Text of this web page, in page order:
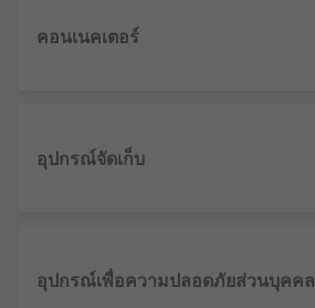
คอนเนคเตอร์
อุปกรณ์จัดเก็บ
อุปกรณ์เพื่อความปลอดภัยส่วนบุคคล